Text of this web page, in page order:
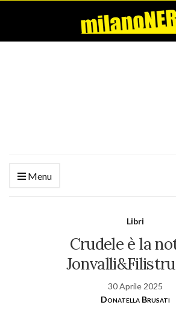
Menu
Libri
Crudele è la
30 Aprile 2025
Donatella Brusati